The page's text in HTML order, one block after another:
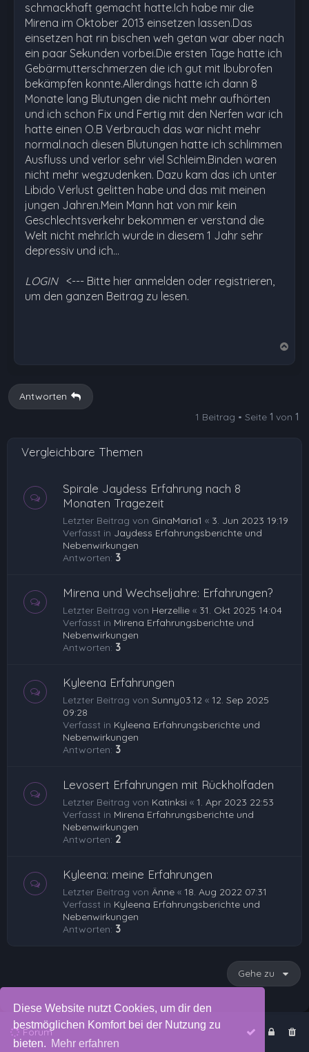
Diese Website nutzt Cookies, um dir den
bestmöglichen Komfort bei der Nutzung zu
bieten. Mehr erfahren
schmackhaft gemacht hatte.Ich habe mir die
Mirena im Oktober 2013 einsetzen lassen.Das
einsetzen hat rin bischen weh getan war aber nach
ein paar Sekunden vorbei.Die ersten Tage hatte ich
Gebärmutterschmerzen die ich gut mit Ibubrofen
bekämpfen konnte.Allerdings hatte ich dann 8
Monate lang Blutungen die nicht mehr aufhörten
und ich schon Fix und Fertig mit den Nerfen war ich
hatte einen O.B Verbrauch das war nicht mehr
normal.nach diesen Blutungen hatte ich schlimmen
Ausfluss und verlor sehr viel Schleim.Binden waren
nicht mehr wegzudenken. Dazu kam das ich unter
Libido Verlust gelitten habe und das mit meinen
jungen Jahren.Mein Mann hat von mir kein
Geschlechtsverkehr bekommen er verstand die
Welt nicht mehr.Ich wurde in diesem 1 Jahr sehr
depressiv und ich…
LOGIN <--- Bitte hier anmelden oder registrieren,
um den ganzen Beitrag zu lesen.
b
Antworten
1 Beitrag • Seite 1 von 1
Vergleichbare Themen
Spirale Jaydess Erfahrung nach 8
Monaten Tragezeit
Letzter Beitrag von GinaMaria1 « 3. Jun 2023 19:19
Verfasst in Jaydess Erfahrungsberichte und
Nebenwirkungen
Antworten: 3
Mirena und Wechseljahre: Erfahrungen?
Letzter Beitrag von Herzellie « 31. Okt 2025 14:04
Verfasst in Mirena Erfahrungsberichte und
Nebenwirkungen
Antworten: 3
Kyleena Erfahrungen
Letzter Beitrag von Sunny03.12 « 12. Sep 2025
09:28
Verfasst in Kyleena Erfahrungsberichte und
Nebenwirkungen
Antworten: 3
Levosert Erfahrungen mit Rückholfaden
Letzter Beitrag von Katinksi « 1. Apr 2023 22:53
Verfasst in Mirena Erfahrungsberichte und
Nebenwirkungen
Antworten: 2
Kyleena: meine Erfahrungen
Letzter Beitrag von Änne « 18. Aug 2022 07:31
Verfasst in Kyleena Erfahrungsberichte und
Nebenwirkungen
Antworten: 3
Gehe zu
Forum